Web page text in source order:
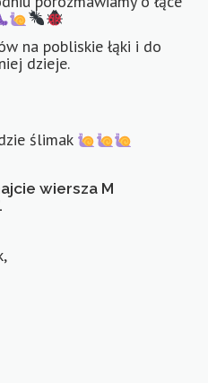
na pobliskie łąki i do
dzieje.
ślimak
wiersza M